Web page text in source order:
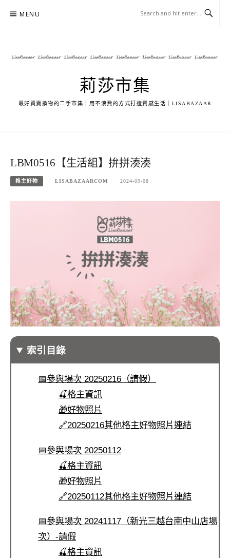
MENU
莉莎市集
最好買賣換物的二手市集｜用不浪費的方式打造質感生活｜LISABAZAAR
LBM0516【生活組】拚拼湊湊
格主好物 LISABAZAARCOM 2024-09-08
索引目錄
📅參與場次 20250216（請假）
🍒格主資訊
🎁好物照片
🔗20250216其他格主好物照片連結
📅參與場次 20250112
🍒格主資訊
🎁好物照片
🔗20250112其他格主好物照片連結
📅參與場次 20241117（新光三越台南中山店場
次）-請假
🍒格主資訊